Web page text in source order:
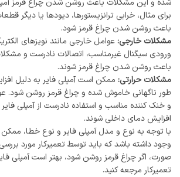
شده و این مشکلات باعث روشن شدن چراغ قرمز
برای مثال، خرابی ترانزیستورها، دیودها یا دیگر
باعث روشن شدن چراغ قرمز شود.
مشکلات خارجی: عوامل خارجی مانند نویزهای
ورودی سیگنال غیرمناسب، اتصالات نادرست و
باعث روشن شدن چراغ قرمز شوند.
مشکلات حرارتی: ممکن است آمپلی ‌فایر به دلیل
طور ناگهانی خاموش شده و چراغ قرمز روشن شود.
و خنک ‌کننده مناسب و استفاده نادرست از آمپلی
افزایش دمای داخلی شوند.
با توجه به نوع و مدل آمپلی ‌فایر و نوع خطا،
وجود داشته باشد که باید توسط تعمیرکار مورد بررسی
صورت، اگر چراغ قرمز روشن شود، بهتر است آمپلی
تعمیرکار مرجعه کنید.